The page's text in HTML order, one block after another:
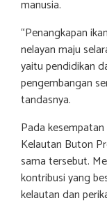
manusia.
“Penangkapan
nelayan maju
yaitu pendidikan
pengembangan
tandasnya.
Pada
Kelautan Buton
sama tersebut.
kontribusi yang
kelautan dan